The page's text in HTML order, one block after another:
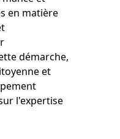
en matière
démarche,
et
l'expertise